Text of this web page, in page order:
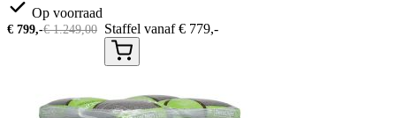
Op voorraad
€ 799,-€1.249,00 Staffel vanaf€ 779,-